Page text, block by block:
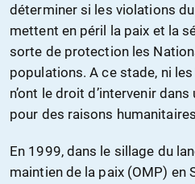
déterminer si les violations
mettent en péril la paix et la
sorte de protection les
populations. A ce stade, ni
n’ont le droit d’intervenir
pour des raisons
En 1999, dans le sillage du
maintien de la paix (OMP) en